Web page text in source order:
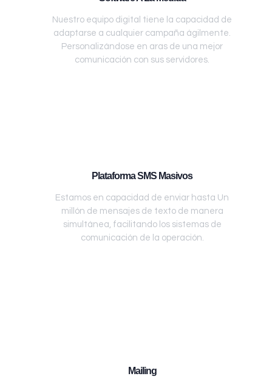
Nuestro equipo digital tiene la capacidad de
adaptarse a cualquier campaña ágilmente.
Personalizándose en aras de una mejor
comunicación con sus servidores.
Plataforma SMS Masivos
Estamos en capacidad de enviar hasta Un
millón de mensajes de texto de manera
simultánea, facilitando los sistemas de
comunicación de la operación.
Mailing